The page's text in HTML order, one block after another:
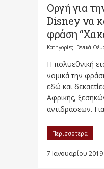
Οργή για
Disney να
φράση
Κατηγορίες: Γενικά
H πολυεθνική
νομικά την
εδώ και
Αφρικής,
αντιδράσεων.
Περισσότερα
7 Ιανουαρίου 2019